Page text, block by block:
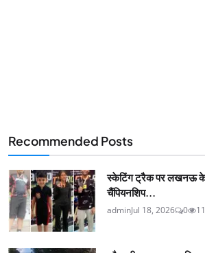
Recommended Posts
स्केटिंग ट्रैक पर लखनऊ के
चैंपियनशिप...
adminJul 18, 2026 0 11